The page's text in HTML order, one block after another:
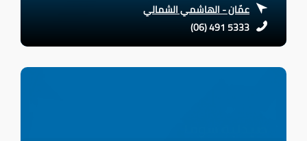
عمّان - الهاشمي الشمالي
(06) 491 5333